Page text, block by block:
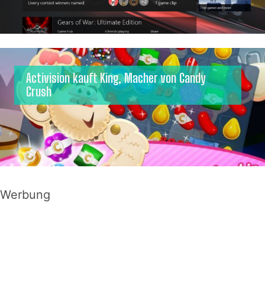
Activision kauft King, Macher von Candy
Crush
Werbung